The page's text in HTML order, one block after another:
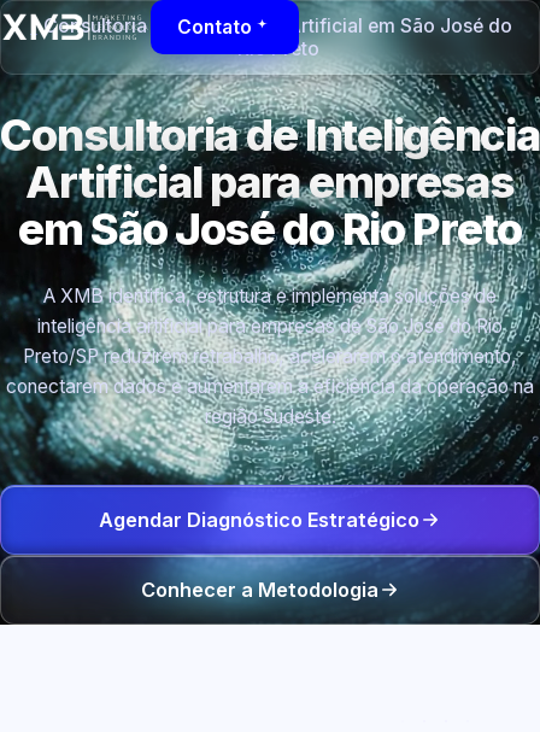
Contato
Consultoria de Inteligência Artificial em São José do
Rio Preto
Consultoria de Inteligência
Artificial para empresas
em São José do Rio Preto
A XMB identifica, estrutura e implementa soluções de
inteligência artificial para empresas de São José do Rio
Preto/SP reduzirem retrabalho, acelerarem o atendimento,
conectarem dados e aumentarem a eficiência da operação na
região Sudeste.
Agendar Diagnóstico Estratégico
Conhecer a Metodologia